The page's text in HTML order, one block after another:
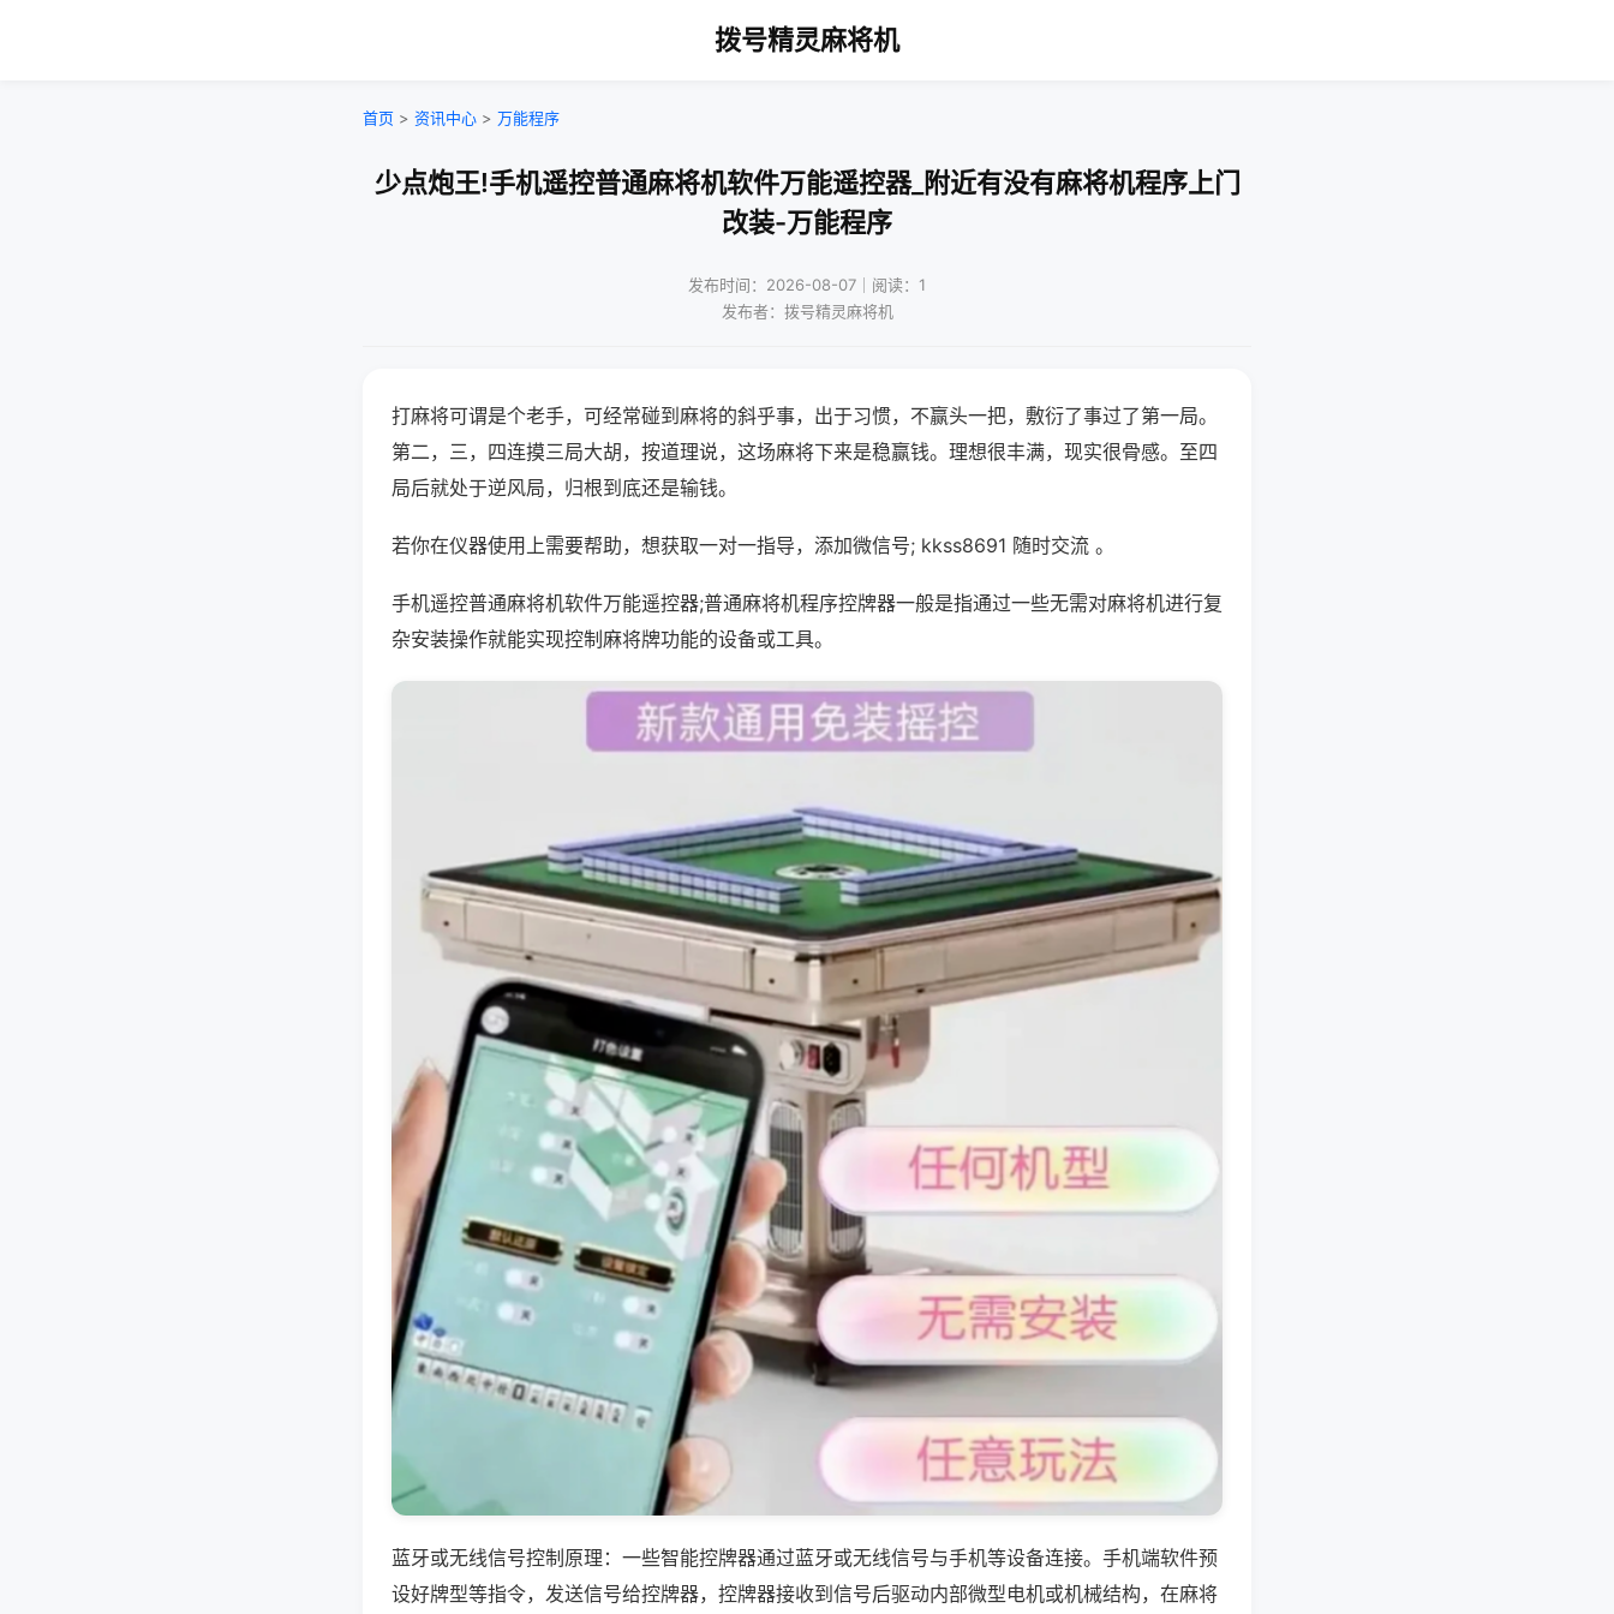
拨号精灵麻将机
首页 > 资讯中心 > 万能程序
少点炮王!手机遥控普通麻将机软件万能遥控器_附近有没有麻将机程序上门
改装-万能程序
发布时间：2026-08-07｜阅读：1
发布者：拨号精灵麻将机
打麻将可谓是个老手，可经常碰到麻将的斜乎事，出于习惯，不赢头一把，敷衍了事过了第一局。
第二，三，四连摸三局大胡，按道理说，这场麻将下来是稳赢钱。理想很丰满，现实很骨感。至四
局后就处于逆风局，归根到底还是输钱。
若你在仪器使用上需要帮助，想获取一对一指导，添加微信号; kkss8691 随时交流 。
手机遥控普通麻将机软件万能遥控器;普通麻将机程序控牌器一般是指通过一些无需对麻将机进行复
杂安装操作就能实现控制麻将牌功能的设备或工具。
蓝牙或无线信号控制原理：一些智能控牌器通过蓝牙或无线信号与手机等设备连接。手机端软件预
设好牌型等指令，发送信号给控牌器，控牌器接收到信号后驱动内部微型电机或机械结构，在麻将